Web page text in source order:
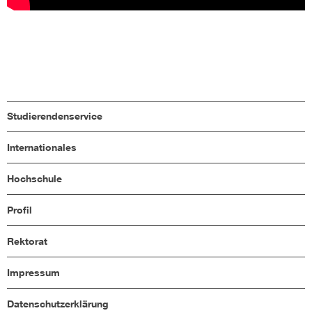
Studierendenservice
Internationales
Hochschule
Profil
Rektorat
Impressum
Datenschutzerklärung